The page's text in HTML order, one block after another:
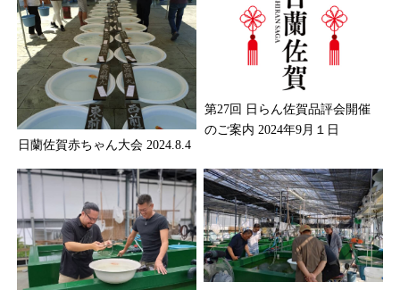
日蘭佐賀赤ちゃん大会 2024.8.4
第27回 日らん佐賀品評会開催
のご案内 2024年9月１日